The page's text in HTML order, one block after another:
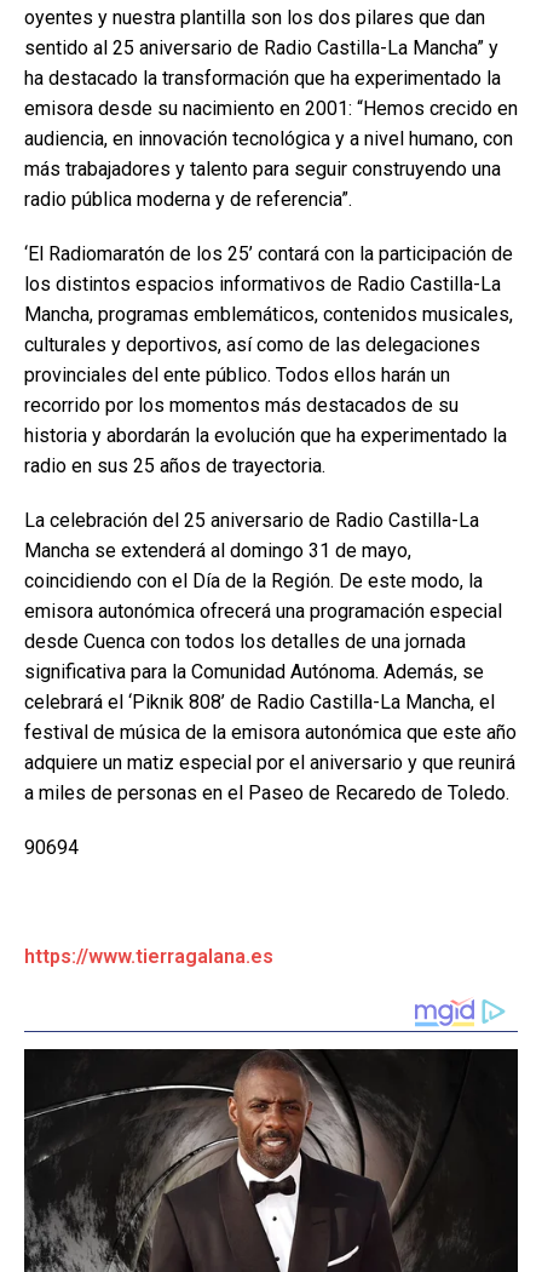
oyentes y nuestra plantilla son los dos pilares que dan
sentido al 25 aniversario de Radio Castilla-La Mancha” y
ha destacado la transformación que ha experimentado la
emisora desde su nacimiento en 2001: “Hemos crecido en
audiencia, en innovación tecnológica y a nivel humano, con
más trabajadores y talento para seguir construyendo una
radio pública moderna y de referencia”.
‘El Radiomaratón de los 25’ contará con la participación de
los distintos espacios informativos de Radio Castilla-La
Mancha, programas emblemáticos, contenidos musicales,
culturales y deportivos, así como de las delegaciones
provinciales del ente público. Todos ellos harán un
recorrido por los momentos más destacados de su
historia y abordarán la evolución que ha experimentado la
radio en sus 25 años de trayectoria.
La celebración del 25 aniversario de Radio Castilla-La
Mancha se extenderá al domingo 31 de mayo,
coincidiendo con el Día de la Región. De este modo, la
emisora autonómica ofrecerá una programación especial
desde Cuenca con todos los detalles de una jornada
significativa para la Comunidad Autónoma. Además, se
celebrará el ‘Piknik 808’ de Radio Castilla-La Mancha, el
festival de música de la emisora autonómica que este año
adquiere un matiz especial por el aniversario y que reunirá
a miles de personas en el Paseo de Recaredo de Toledo.
90694
https://www.tierragalana.es